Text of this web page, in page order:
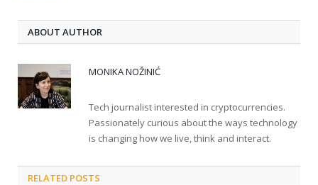
ABOUT AUTHOR
MONIKA NOŽINIĆ
Tech journalist interested in cryptocurrencies.
Passionately curious about the ways technology
is changing how we live, think and interact.
RELATED POSTS